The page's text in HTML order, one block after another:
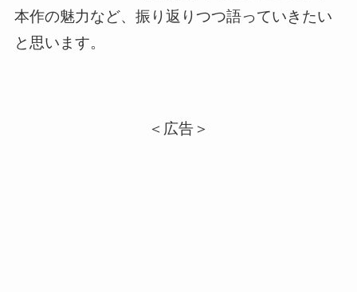
本作の魅力など、振り返りつつ語っていきたい
と思います。
＜広告＞